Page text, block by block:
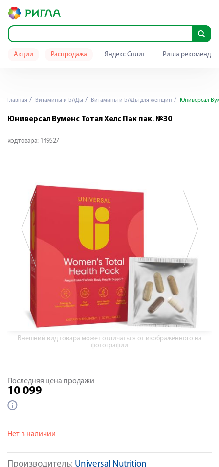
Акции Распродажа Яндекс Сплит Ригла
Главная Витамины и БАДы Витамины и БАДы для женщин Юниверсал
Юниверсал Вуменс Тотал Хелс Пак пак. №30
код товара: 149527
Внешний вид товара может отличаться от изображённого на
фотографии
Производитель: Universal Nutrition
Последняя цена продажи
10 099
Нет в наличии